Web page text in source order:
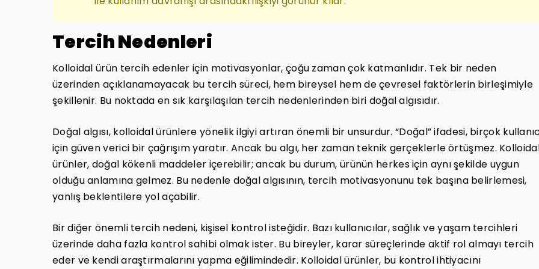
Tercih Nedenleri
Kolloidal ürün tercih edenler için motivasyonlar, çoğu zaman çok katmanlıdır. Tek bir neden
üzerinden açıklanamayacak bu tercih süreci, hem bireysel hem de çevresel faktörlerin birleşimiyle
şekillenir. Bu noktada en sık karşılaşılan tercih nedenlerinden biri doğal algısıdır.
Doğal algısı, kolloidal ürünlere yönelik ilgiyi artıran önemli bir unsurdur. “Doğal” ifadesi, birçok
için güven verici bir çağrışım yaratır. Ancak bu algı, her zaman teknik gerçeklerle örtüşmez.
ürünler, doğal kökenli maddeler içerebilir; ancak bu durum, ürünün herkes için aynı şekilde uygun
olduğu anlamına gelmez. Bu nedenle doğal algısının, tercih motivasyonunu tek başına belirlemesi,
yanlış beklentilere yol açabilir.
Bir diğer önemli tercih nedeni, kişisel kontrol isteğidir. Bazı kullanıcılar, sağlık ve yaşam tercihleri
üzerinde daha fazla kontrol sahibi olmak ister. Bu bireyler, karar süreçlerinde aktif rol almayı tercih
eder ve kendi araştırmalarını yapma eğilimindedir. Kolloidal ürünler, bu kontrol ihtiyacını